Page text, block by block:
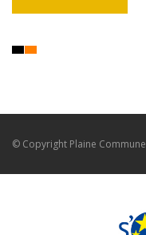
© Copyright Plaine Commune